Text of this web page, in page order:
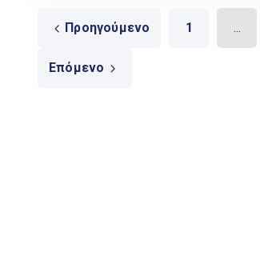
Προηγούμενο 1 ...
Επόμενο